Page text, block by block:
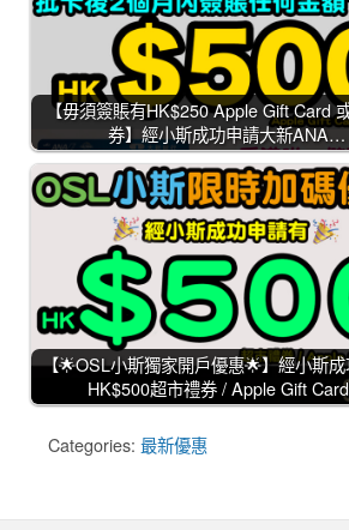
【毋須簽賬有HK$250 Apple Gift Card
券】經小斯成功申請大新ANA…
【🌟OSL小斯獨家開戶優惠🌟】經小斯
HK$500超市禮券 / Apple Gift
Categories: 最新優惠